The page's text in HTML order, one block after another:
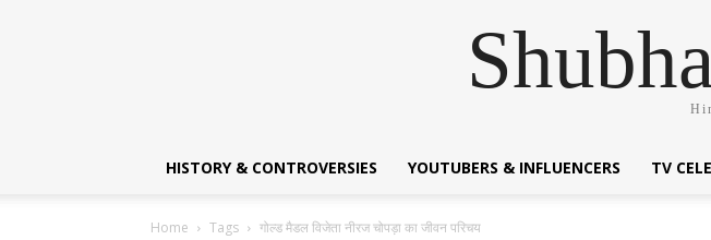
HISTORY & CONTROVERSIES YOUTUBERS & INFLUENCERS TV
Home Tags गोल्ड मैडल विजेता नीरज चोपड़ा का जीवन परिचय